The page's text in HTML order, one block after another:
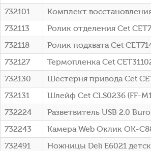
732101
Комплект
732113
Ролик отделения Cet
732118
Ролик подхвата Cet
732127
Термопленка Cet
732130
Шестерня привода Cet
732131
Шлейф Cet CLS0236 (FF-
732224
Разветвитель USB 2.0
732243
Камера Web Оклик OK-
732491
Ножницы Deli E6021